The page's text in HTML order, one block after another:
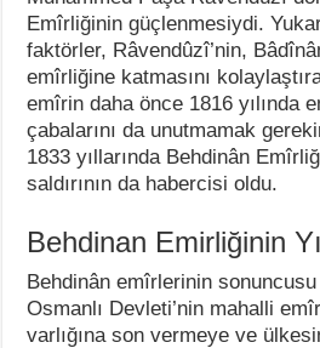
Emîrliğinin güçlenmesiydi.
faktörler, Râvendûzî’nin,
emîrliğine katmasını
emîrin daha önce 1816 yılında
çabalarını da unutmamak
1833 yıllarında Behdinân
saldırının da habercisi oldu.
Behdinan Emirliğinin
Behdinân emîrlerinin
Osmanlı Devleti’nin mahalli
varlığına son vermeye ve